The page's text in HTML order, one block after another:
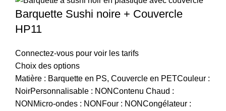
Barquette Sushi noire + Couvercle
HP11
Connectez-vous pour voir les tarifs
Choix des options
Matière : Barquette en PS, Couvercle en PETCouleur :
NoirPersonnalisable : NONContenu Chaud :
NONMicro-ondes : NONFour : NONCongélateur :